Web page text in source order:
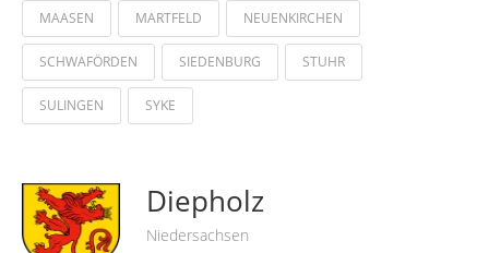
MAASEN MARTFELD NEUENKIRCHEN
SCHWAFÖRDEN SIEDENBURG STUHR
SULINGEN SYKE
Diepholz
Niedersachsen